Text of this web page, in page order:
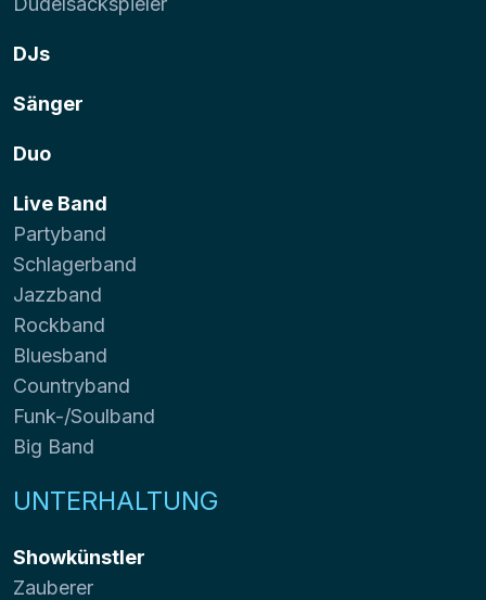
DJs
Sänger
Duo
Live Band
Partyband
Schlagerband
Jazzband
Rockband
Bluesband
Countryband
Funk-/Soulband
Big Band
UNTERHALTUNG
Showkünstler
Zauberer